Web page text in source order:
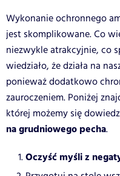
Wykonanie ochronnego
jest skomplikowane. Co
niezwykle atrakcyjnie, co
wiedziało, że działa na
ponieważ dodatkowo
zauroczeniem. Poniżej
której możemy się
na grudniowego pecha.
Oczyść myśli z